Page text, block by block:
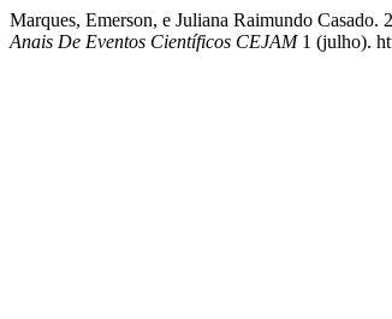
Marques, Emerson, e Juliana Raimundo
Anais De Eventos Científicos CEJAM1 (julho).